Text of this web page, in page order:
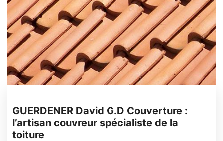
GUERDENER David G.D Couverture :
l’artisan couvreur spécialiste de la
toiture